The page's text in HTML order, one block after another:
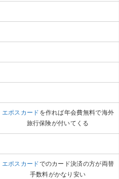
エポスカード を作れば年会費無料で海外
旅行保険が付いてくる
エポスカードでのカード決済の方が両替
手数料がかなり安い